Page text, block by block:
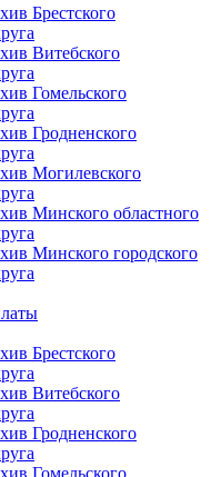
Брестского
Витебского
Гомельского
Гродненского
Могилевского
Минского областного
Минского городского
Брестского
Витебского
Гродненского
Гомельского